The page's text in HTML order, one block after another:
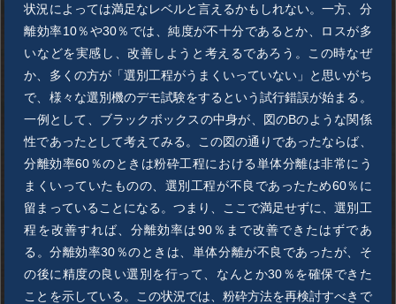
状況によっては満足なレベルと言えるかもしれない。一方、分
離効率10％や30％では、純度が不十分であるとか、ロスが多
いなどを実感し、改善しようと考えるであろう。この時なぜ
か、多くの方が「選別工程がうまくいっていない」と思いがち
で、様々な選別機のデモ試験をするという試行錯誤が始まる。
一例として、ブラックボックスの中身が、図のBのような関係
性であったとして考えてみる。この図の通りであったならば、
分離効率60％のときは粉砕工程における単体分離は非常にう
まくいっていたものの、選別工程が不良であったため60％に
留まっていることになる。つまり、ここで満足せずに、選別工
程を改善すれば、分離効率は90％まで改善できたはずであ
る。分離効率30％のときは、単体分離が不良であったが、そ
の後に精度の良い選別を行って、なんとか30％を確保できた
ことを示している。この状況では、粉砕方法を再検討すべきで